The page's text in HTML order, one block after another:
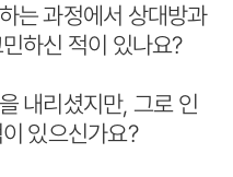
는 과정에서 상대방과
하신 적이 있나요?
내리셨지만, 그로 인
있으신가요?